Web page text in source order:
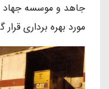
جاهد و موسسه جهاد
مورد بهره برداری